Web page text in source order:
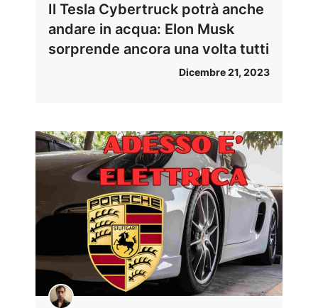
Il Tesla Cybertruck potrà anche
andare in acqua: Elon Musk
sorprende ancora una volta tutti
Dicembre 21, 2023